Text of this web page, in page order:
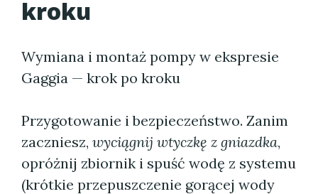
kroku
Wymiana i montaż pompy w ekspresie
Gaggia — krok po kroku
Przygotowanie i bezpieczeństwo. Zanim
zaczniesz, wyciągnij wtyczkę z gniazdka,
opróżnij zbiornik i spuść wodę z systemu
(krótkie przepuszczenie gorącej wody